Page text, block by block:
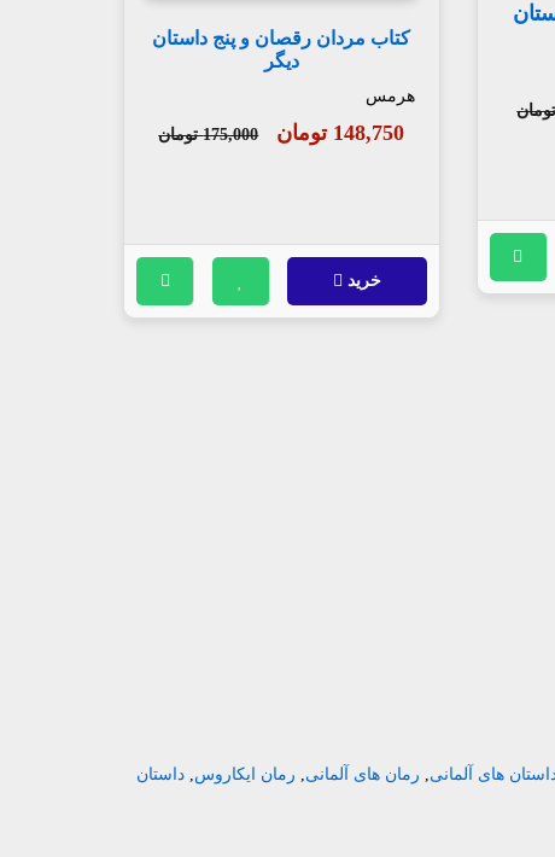
و 32 داستان
کتاب مردان رقصان و پنج داستان
دیگر
هرمس
148,750 تومان 175,000 تومان
خرید
های آلمانی, رمان های آلمانی, رمان ایکاروس, داستان